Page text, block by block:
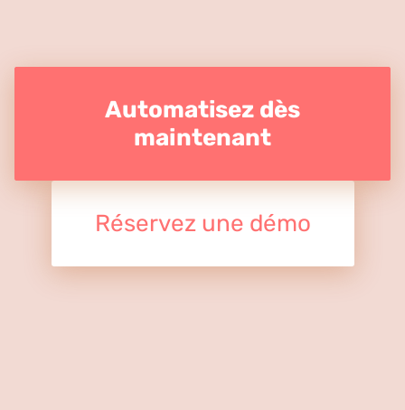
Automatisez dès
maintenant
Réservez une démo